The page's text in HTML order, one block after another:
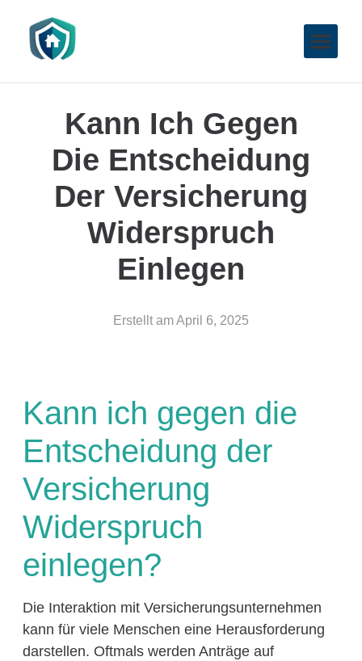
Kann Ich Gegen
Die Entscheidung
Der Versicherung
Widerspruch
Einlegen
Erstellt amApril 6, 2025
Kann ich gegen die
Entscheidung der
Versicherung
Widerspruch
einlegen?
Die Interaktion mit Versicherungsunternehmen
kann für viele Menschen eine Herausforderung
darstellen. Oftmals werden Anträge auf